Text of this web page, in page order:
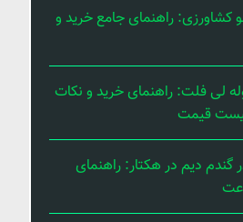
کشاورزی: راهنمای جامع خرید و
لی فلت: راهنمای خرید و نکات
قیمت
گندم دیم در هکتار: راهنمای